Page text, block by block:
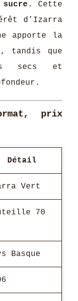
sucre . Cette
d’Izarra
apporte la
tandis que
secs et
prix
Détail
Vert
70
Basque